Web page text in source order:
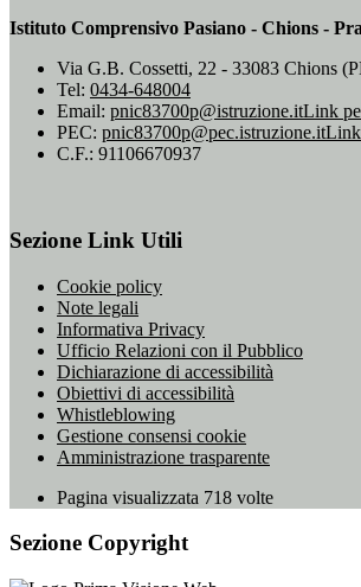
Istituto Comprensivo Pasiano - Chions -
Via G.B. Cossetti, 22 - 33083 Chions
Tel: 0434-648004
Email: pnic83700p@istruzione.itLink
PEC: pnic83700p@pec.istruzione.itLink
C.F.: 91106670937
Sezione Link Utili
Cookie policy
Note legali
Informativa Privacy
Ufficio Relazioni con il Pubblico
Dichiarazione di accessibilità
Obiettivi di accessibilità
Whistleblowing
Gestione consensi cookie
Amministrazione trasparente
Pagina visualizzata 718 volte
Sezione Copyright